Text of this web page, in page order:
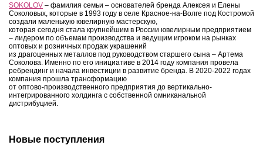
SOKOLOV – фамилия семьи – основателей бренда Алексея и Елены
Соколовых, которые в 1993 году в селе Красное-на-Волге под Костромой
создали маленькую ювелирную мастерскую,
которая сегодня стала крупнейшим в России ювелирным предприятием
– лидером по объемам производства и ведущим игроком на рынках
оптовых и розничных продаж украшений
из драгоценных металлов под руководством старшего сына – Артема
Соколова. Именно по его инициативе в 2014 году компания провела
ребрендинг и начала инвестиции в развитие бренда. В 2020-2022 годах
компания прошла трансформацию
от оптово-производственного предприятия до вертикально-
интегрированного холдинга с собственной омниканальной
дистрибуцией.
Новые поступления